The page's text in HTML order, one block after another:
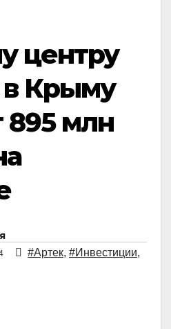
центру
в Крыму
895 млн
#Артек, #Инвестиции,